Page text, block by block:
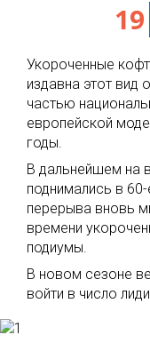
19
Укороченные
издавна этот
частью
европейской
годы.
В дальнейшем на
поднимались в
перерыва вновь
времени
подиумы.
В новом сезоне
войти в число